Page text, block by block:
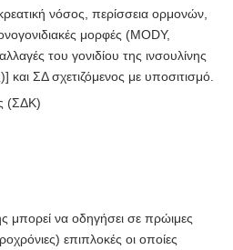
νόσος, περίσσεια ορμονών,
μορφές (MODY,
του γονιδίου της ινσουλίνης
και ΣΔ σχετιζόμενος με υποσιτισμό.
(ΣΔΚ)
μπορεί να οδηγήσει σε πρώιμες
επιπλοκές οι οποίες